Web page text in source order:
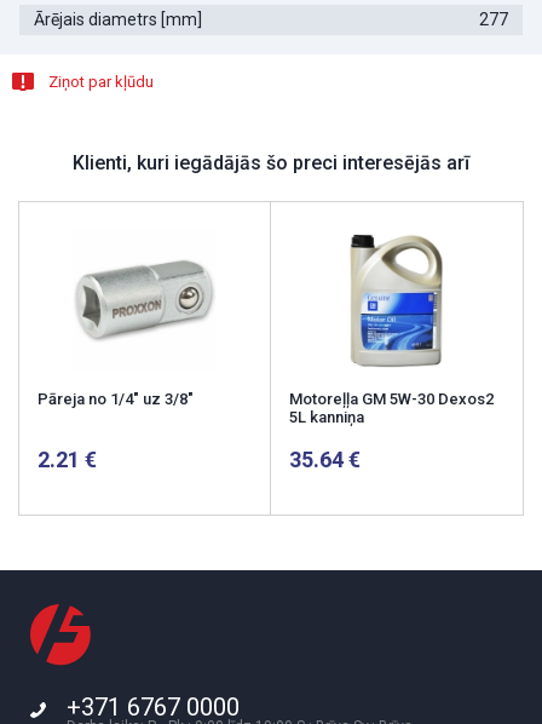
Ārējais diametrs [mm]
277
Ziņot par kļūdu
Klienti, kuri iegādājās šo preci interesējās arī
Pāreja no 1/4" uz 3/8"
2.21
Motoreļļa GM 5W-30 Dexos2
5L kanniņa
35.64
+371 6767 0000